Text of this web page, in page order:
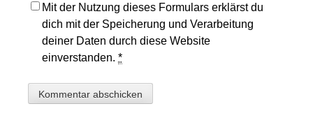
Mit der Nutzung dieses Formulars erklärst du
dich mit der Speicherung und Verarbeitung
deiner Daten durch diese Website
einverstanden.*